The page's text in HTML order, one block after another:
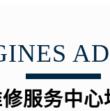
服务中